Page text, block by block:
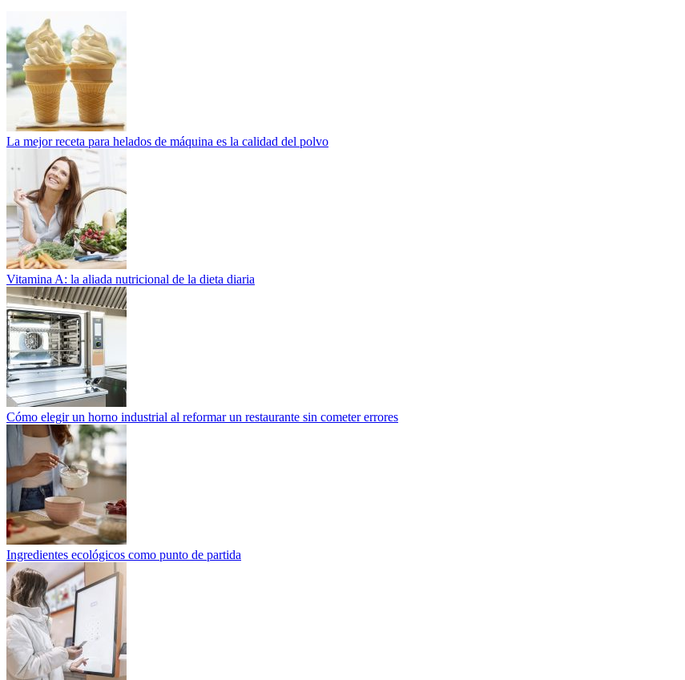
La mejor receta para helados de máquina es la calidad del polvo
Vitamina A: la aliada nutricional de la dieta diaria
Cómo elegir un horno industrial al reformar un restaurante sin cometer errores
Ingredientes ecológicos como punto de partida